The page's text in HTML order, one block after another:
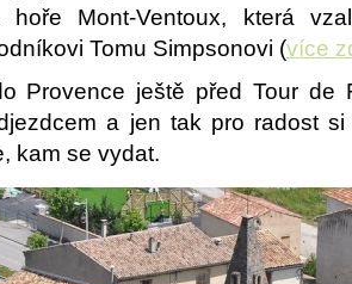
Mont-Ventoux, která
Tomu Simpsonovi (více
Provence ještě před Tour de
a jen tak pro radost
kam se vydat.